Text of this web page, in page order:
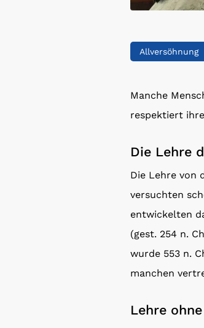
Allversöhnung
Manche
respektiert
Die Lehre
Die Lehre von
versuchten
entwickelten
(gest. 254 n.
wurde 553 n.
manchen
Lehre